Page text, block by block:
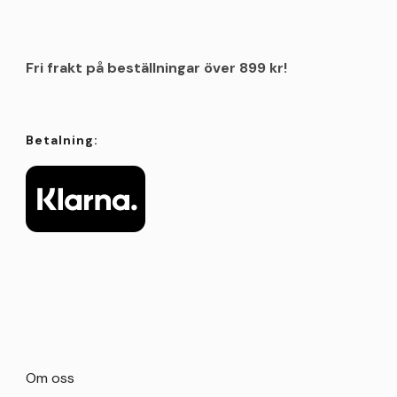
Fri frakt på beställningar över 899 kr!
Betalning:
Om oss